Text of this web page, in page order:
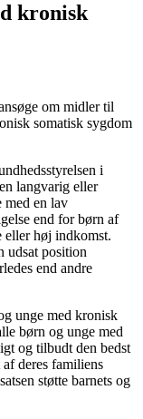
kronisk
om midler til
somatisk sygdom
i
langvarig eller
en lav
end for børn af
eller høj indkomst.
udsat position
end andre
unge med kronisk
børn og unge med
og tilbudt den bedst
deres familiens
støtte barnets og